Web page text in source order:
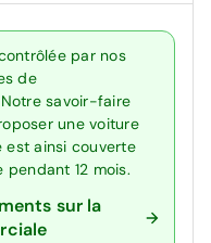
par nos
de
savoir-faire
une voiture
est ainsi couverte
12 mois.
sur la